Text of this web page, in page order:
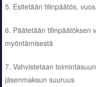
5. Esitetään tilinpäätös,
6. Päätetään tilinpäätöksen
myöntämisestä
7. Vahvistetaan
jäsenmaksun suuruus